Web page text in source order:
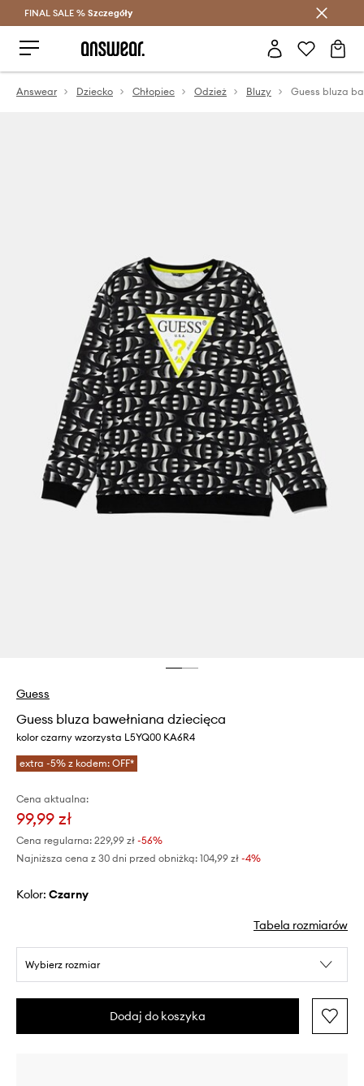
Oszczędzaj z Answear Club >
FINAL SALE % Szczegóły
Answear Dziecko Chłopiec Odzież Bluzy
Guess
Guess bluza bawełniana dziecięca
kolor czarny wzorzysta L5YQ00 KA6R4
extra -5% z kodem: OFF*
Cena aktualna:
99,99 zł
Cena regularna: 229,99 zł -56%
Najniższa cena z 30 dni przed obniżką: 104,99 zł -4%
Kolor: czarny
Tabela rozmiarów
Wybierz rozmiar
Dodaj do koszyka